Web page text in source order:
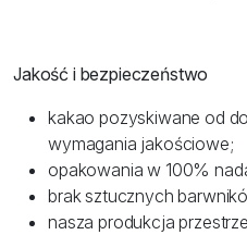
Jakość i bezpieczeństwo
kakao pozyskiwane od
wymagania jakościowe;
opakowania w 100%
brak sztucznych
nasza produkcja